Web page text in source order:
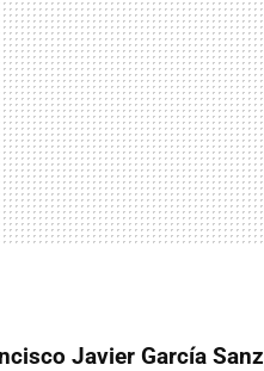
Javier García Sanz